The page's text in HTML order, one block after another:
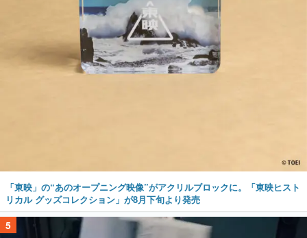
「東映」の“あのオープニング映像”がアクリルブロックに。「東映ヒスト
リカル グッズコレクション」が8月下旬より発売
5